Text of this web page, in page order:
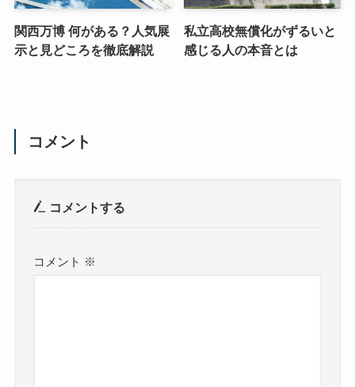
関西万博 何がある？人気展
示と見どころを徹底解説
私立高校無償化がずるいと
感じる人の本音とは
コメント
コメントする
コメント ※